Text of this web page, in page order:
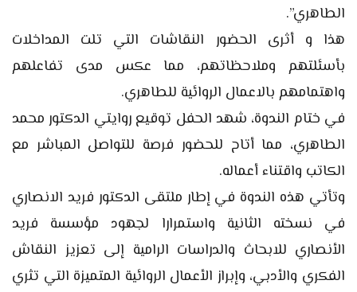
الطاهري”.
هذا و أثرى الحضور النقاشات التي تلت المداخلات
بأسئلتهم وملاحظاتهم، مما عكس مدى تفاعلهم
واهتمامهم بالاعمال الروائية للطاهري.
في ختام الندوة، شهد الحفل توقيع روايتي الدكتور محمد
الطاهري، مما أتاح للحضور فرصة للتواصل المباشر مع
الكاتب واقتناء أعماله.
وتأتي هذه الندوة في إطار ملتقى الدكتور فريد الانصاري
في نسخته الثانية واستمرارا لجهود مؤسسة فريد
الأنصاري للابحاث والدراسات الرامية إلى تعزيز النقاش
الفكري والأدبي، وإبراز الأعمال الروائية المتميزة التي تثري